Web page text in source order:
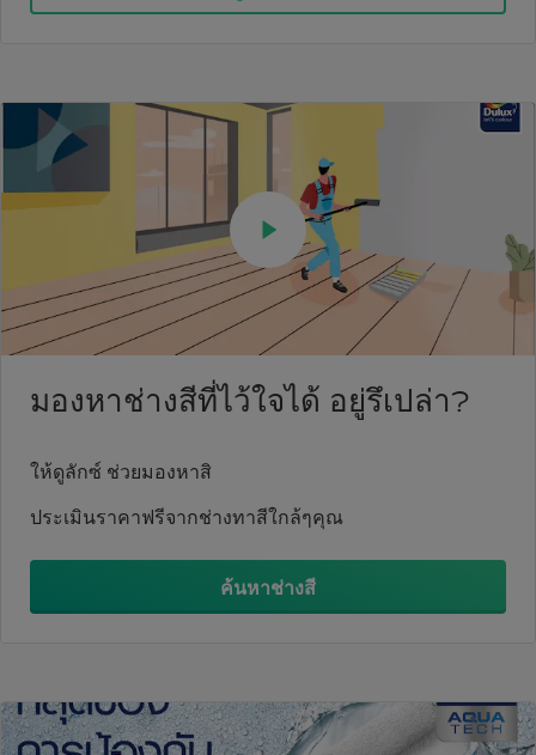
มองหาช่างสีที่ไว้ใจได้ อยู่รึเปล่า?
ให้ดูลักซ์ ช่วยมองหาสิ
ประเมินราคาฟรีจากช่างทาสีใกล้ๆคุณ
ค้นหาช่างสี